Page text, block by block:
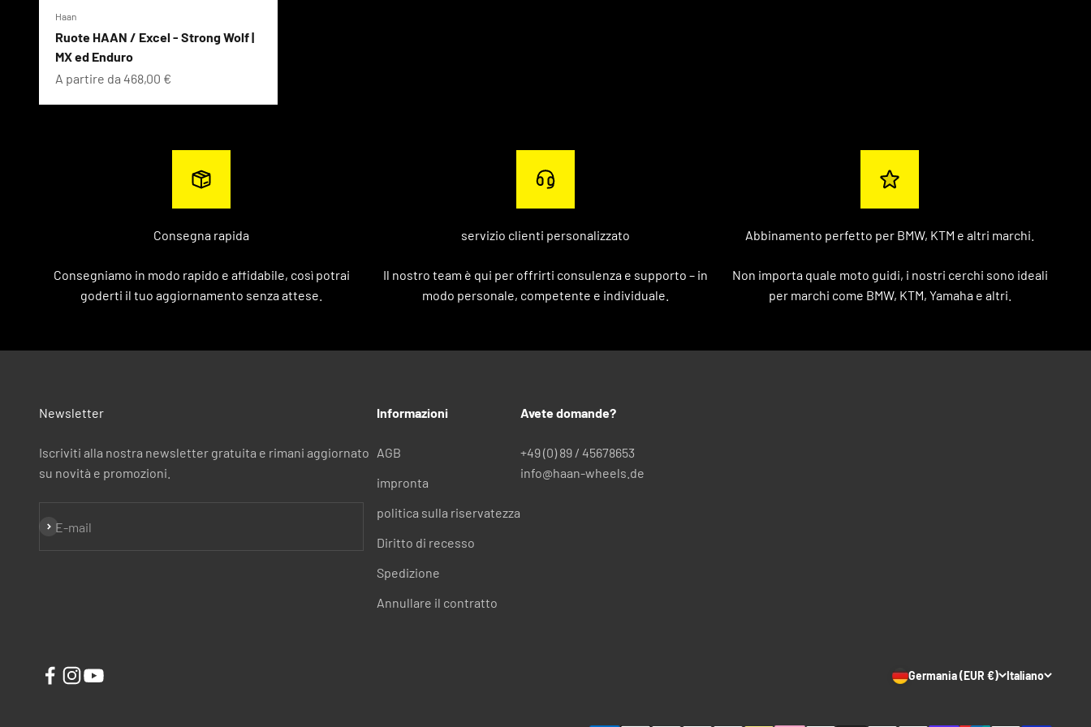
Haan
Ruote HAAN / Excel - Strong Wolf |
MX ed Enduro
Prezzo scontato
A partire da 468,00 €
Consegna rapida
Consegniamo in modo rapido e affidabile, così potrai
goderti il ​​tuo aggiornamento senza attese.
servizio clienti personalizzato
Il nostro team è qui per offrirti consulenza e supporto – in
modo personale, competente e individuale.
Abbinamento perfetto per BMW, KTM e altri marchi.
Non importa quale moto guidi, i nostri cerchi sono ideali
per marchi come BMW, KTM, Yamaha e altri.
Newsletter
Iscriviti alla nostra newsletter gratuita e rimani aggiornato
su novità e promozioni.
E-mail
Iscriviti alla newsletter
Informazioni
AGB
impronta
politica sulla riservatezza
Diritto di recesso
Spedizione
Annullare il contratto
Avete domande?
+49 (0) 89 / 45678653
info@haan-wheels.de
Germania (EUR €) Italiano